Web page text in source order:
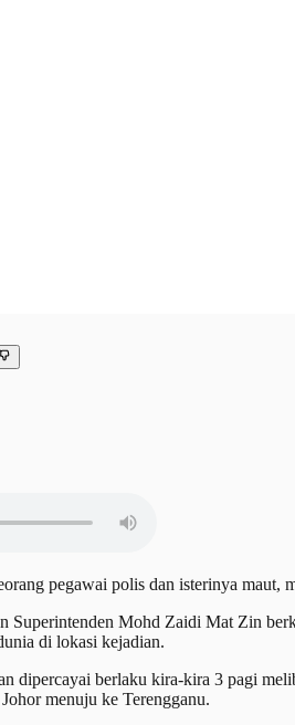
pegawai polis dan isterinya maut,
Superintenden Mohd Zaidi Mat Zin
di lokasi kejadian.
dipercayai berlaku kira-kira 3 pagi
menuju ke Terengganu.